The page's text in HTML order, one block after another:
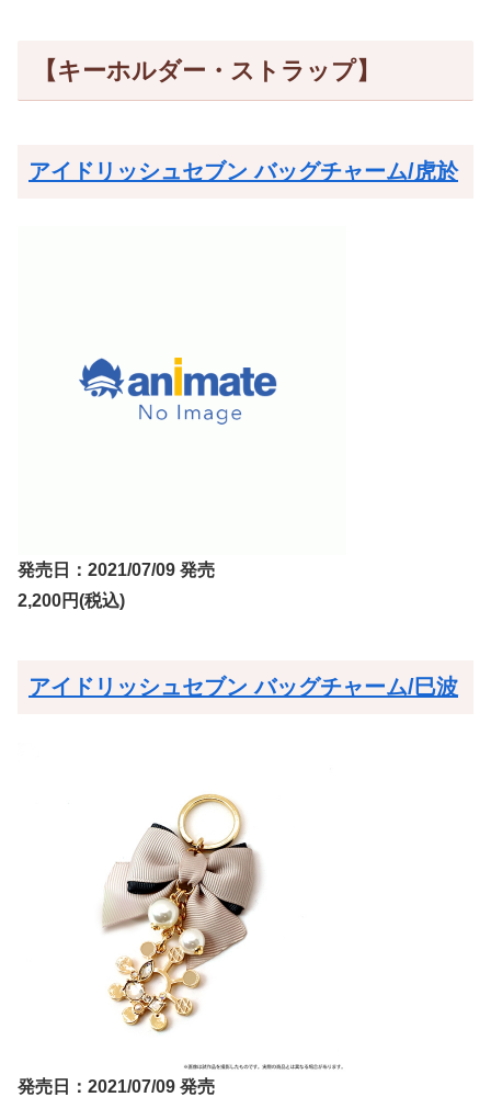
【キーホルダー・ストラップ】
アイドリッシュセブン バッグチャーム/虎於
発売日：2021/07/09 発売
2,200円(税込)
アイドリッシュセブン バッグチャーム/巳波
発売日：2021/07/09 発売